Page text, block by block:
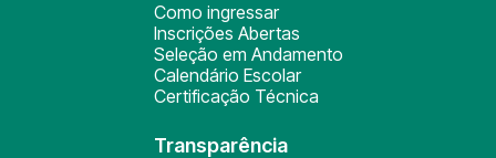
Como ingressar
Inscrições Abertas
Seleção em Andamento
Calendário Escolar
Certificação Técnica
Transparência